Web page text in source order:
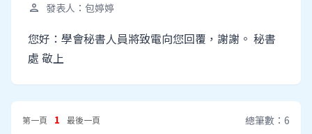
person 發表人：包婷婷
您好：學會秘書人員將致電向您回覆，謝謝。 秘書
處 敬上
第一頁 1 最後一頁 總筆數：6